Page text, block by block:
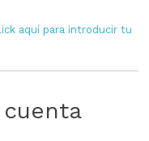
aquí para introducir tu